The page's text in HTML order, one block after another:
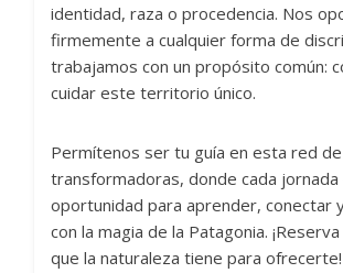
identidad, raza o procedencia. Nos
firmemente a cualquier forma de
trabajamos con un propósito común:
cuidar este territorio único.
Permítenos ser tu guía en esta red
transformadoras, donde cada jornada
oportunidad para aprender, conectar
con la magia de la Patagonia.
que la naturaleza tiene para ofrecerte!